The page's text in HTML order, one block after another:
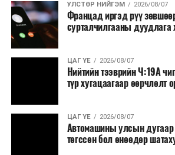
Санхүүгийн хэмнэлтийн
арванхоёрдугаар сарын 31
эрүүл мэндийн салбар уг
хамрагдахгүй бөгөөд цэцэрлэг,
эрт илрүүлэг, вакцинжуулалт,
өвчний эсрэг арга хэмжээ
үргэлжилнэ гэж Ерөнхий сайд
Мөн бүх шатны төсвийн
салбар бүрдээ урсгал зардлыг 20
УЛСТӨР НИЙГЭМ 2026/08/07
Францад иргэд рүү
сурталчилгааны дуудлага
ЦАГ ҮЕ 2026/08/07
Нийтийн тээврийн Ч:19А
түр хугацаагаар өөрчлөлт
ЦАГ ҮЕ 2026/08/07
Автомашины улсын дугаар
төгссөн бол өнөөдөр